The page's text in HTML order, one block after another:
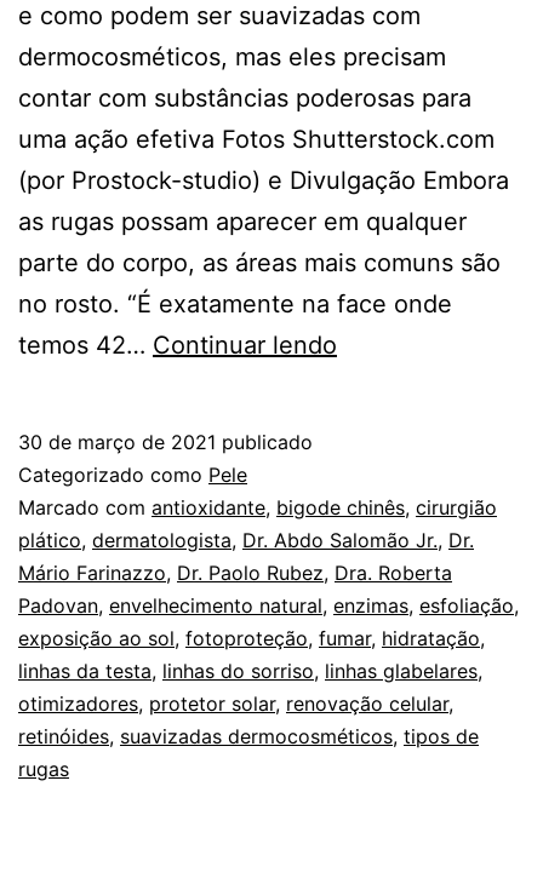
e como podem ser suavizadas com
dermocosméticos, mas eles precisam
contar com substâncias poderosas para
uma ação efetiva Fotos Shutterstock.com
(por Prostock-studio) e Divulgação Embora
as rugas possam aparecer em qualquer
parte do corpo, as áreas mais comuns são
no rosto. “É exatamente na face onde
temos 42… Continuar lendo
a
surgir
no
seu
rosto
acabam
com
30 de março de 2021 publicado
Categorizado como Pele
Marcado com antioxidante, bigode chinês, cirurgião
plático, dermatologista, Dr. Abdo Salomão Jr., Dr.
Mário Farinazzo, Dr. Paolo Rubez, Dra. Roberta
Padovan, envelhecimento natural, enzimas, esfoliação,
exposição ao sol, fotoproteção, fumar, hidratação,
linhas da testa, linhas do sorriso, linhas glabelares,
otimizadores, protetor solar, renovação celular,
retinóides, suavizadas dermocosméticos, tipos de
rugas